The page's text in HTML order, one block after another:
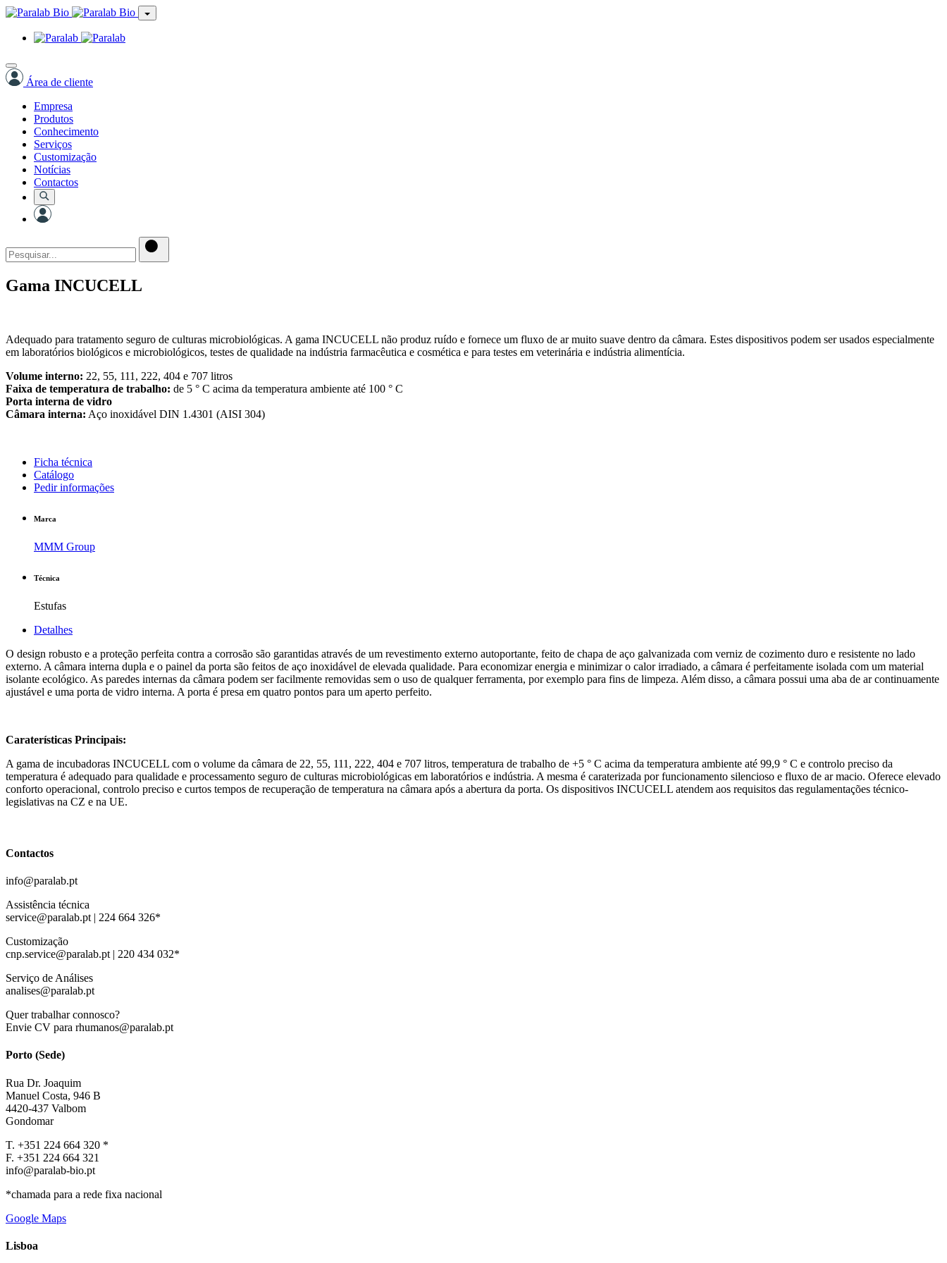
Área de cliente
Empresa
Produtos
Conhecimento
Serviços
Customização
Notícias
Contactos
Gama INCUCELL
Adequado para tratamento seguro de culturas microbiológicas. A gama INCUCELL não produz ruído e fornece um fluxo de ar muito suave dentro da câmara. Estes dispositivos podem ser usados especialmente
em laboratórios biológicos e microbiológicos, testes de qualidade na indústria farmacêutica e cosmética e para testes em veterinária e indústria alimentícia.
Volume interno: 22, 55, 111, 222, 404 e 707 litros
Faixa de temperatura de trabalho: de 5 ° C acima da temperatura ambiente até 100 ° C
Porta interna de vidro
Câmara interna: Aço inoxidável DIN 1.4301 (AISI 304)
Ficha técnica
Catálogo
Pedir informações
Marca
MMM Group
Técnica
Estufas
Detalhes
O design robusto e a proteção perfeita contra a corrosão são garantidas através de um revestimento externo autoportante, feito de chapa de aço galvanizada com verniz de cozimento duro e resistente no lado
externo. A câmara interna dupla e o painel da porta são feitos de aço inoxidável de elevada qualidade. Para economizar energia e minimizar o calor irradiado, a câmara é perfeitamente isolada com um material
isolante ecológico. As paredes internas da câmara podem ser facilmente removidas sem o uso de qualquer ferramenta, por exemplo para fins de limpeza. Além disso, a câmara possui uma aba de ar continuamente
ajustável e uma porta de vidro interna. A porta é presa em quatro pontos para um aperto perfeito.
Caraterísticas Principais:
A gama de incubadoras INCUCELL com o volume da câmara de 22, 55, 111, 222, 404 e 707 litros, temperatura de trabalho de +5 ° C acima da temperatura ambiente até 99,9 ° C e controlo preciso da
temperatura é adequado para qualidade e processamento seguro de culturas microbiológicas em laboratórios e indústria. A mesma é caraterizada por funcionamento silencioso e fluxo de ar macio. Oferece elevado
conforto operacional, controlo preciso e curtos tempos de recuperação de temperatura na câmara após a abertura da porta. Os dispositivos INCUCELL atendem aos requisitos das regulamentações técnico-
legislativas na CZ e na UE.
Contactos
info@paralab.pt
Assistência técnica
service@paralab.pt | 224 664 326*
Customização
cnp.service@paralab.pt | 220 434 032*
Serviço de Análises
analises@paralab.pt
Quer trabalhar connosco?
Envie CV para rhumanos@paralab.pt
Porto (Sede)
Rua Dr. Joaquim
Manuel Costa, 946 B
4420-437 Valbom
Gondomar
T. +351 224 664 320 *
F. +351 224 664 321
info@paralab-bio.pt
*chamada para a rede fixa nacional
Google Maps
Lisboa